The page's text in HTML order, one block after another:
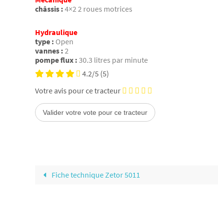
châssis : 4×2 2 roues motrices
Hydraulique
type : Open
vannes : 2
pompe flux : 30.3 litres par minute
4.2/5 (5)
Votre avis pour ce tracteur
Fiche technique Zetor 5011